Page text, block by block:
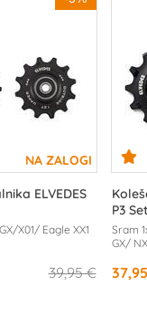
ELVEDES
X01/ Eagle XX1
39,95 €
P3 Set
Sram
GX/ NX